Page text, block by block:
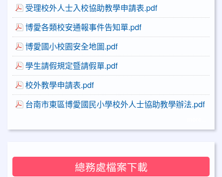
受理校外人士入校協助教學申請表.pdf
博愛各類校安通報事件告知單.pdf
博愛國小校園安全地圖.pdf
學生請假規定暨請假單.pdf
校外教學申請表.pdf
台南市東區博愛國民小學校外人士協助教學辦法.pdf
總務處檔案下載